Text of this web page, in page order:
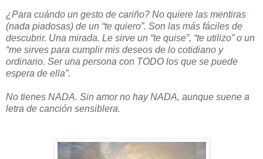
¿Para cuándo un gesto de cariño? No quiere las mentiras
(nada piadosas) de un “te quiero”. Son las más fáciles de
descubrir. Una mirada. Le sirve un “te quise”, “te utilizo” o un
“me sirves para cumplir mis deseos de lo cotidiano y
ordinario. Ser una persona con TODO los que se puede
espera de ella”.
No tienes NADA. Sin amor no hay NADA, aunque suene a
letra de canción sensiblera.